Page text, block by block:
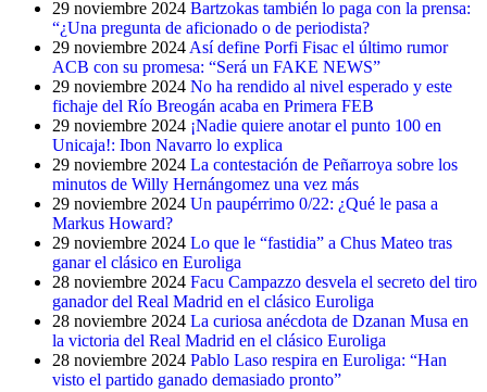
29 noviembre 2024 Bartzokas también lo paga con la prensa:
“¿Una pregunta de aficionado o de periodista?
29 noviembre 2024 Así define Porfi Fisac el último rumor
ACB con su promesa: “Será un FAKE NEWS”
29 noviembre 2024 No ha rendido al nivel esperado y este
fichaje del Río Breogán acaba en Primera FEB
29 noviembre 2024 ¡Nadie quiere anotar el punto 100 en
Unicaja!: Ibon Navarro lo explica
29 noviembre 2024 La contestación de Peñarroya sobre los
minutos de Willy Hernángomez una vez más
29 noviembre 2024 Un paupérrimo 0/22: ¿Qué le pasa a
Markus Howard?
29 noviembre 2024 Lo que le “fastidia” a Chus Mateo tras
ganar el clásico en Euroliga
28 noviembre 2024 Facu Campazzo desvela el secreto del tiro
ganador del Real Madrid en el clásico Euroliga
28 noviembre 2024 La curiosa anécdota de Dzanan Musa en
la victoria del Real Madrid en el clásico Euroliga
28 noviembre 2024 Pablo Laso respira en Euroliga: “Han
visto el partido ganado demasiado pronto”